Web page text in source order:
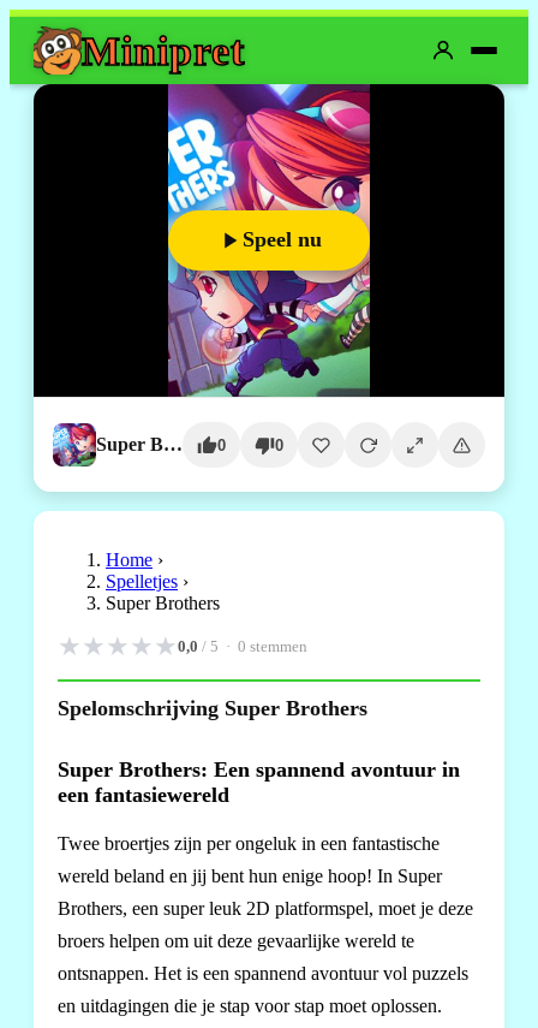
Minipret
Speel nu
Super Brothers 0 0
Home ›
Spelletjes ›
Super Brothers
★★★★★0,0 / 5 · 0 stemmen
Spelomschrijving Super Brothers
Super Brothers: Een spannend avontuur in
een fantasiewereld
Twee broertjes zijn per ongeluk in een fantastische
wereld beland en jij bent hun enige hoop! In Super
Brothers, een super leuk 2D platformspel, moet je deze
broers helpen om uit deze gevaarlijke wereld te
ontsnappen. Het is een spannend avontuur vol puzzels
en uitdagingen die je stap voor stap moet oplossen.